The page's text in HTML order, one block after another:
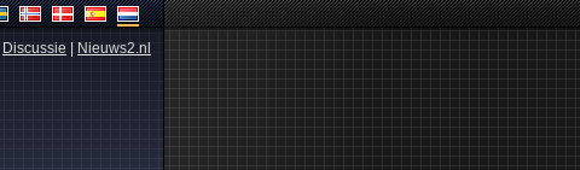
Discussie Nieuws2.nl